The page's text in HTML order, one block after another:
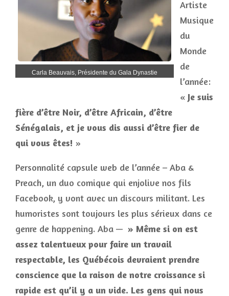
Carla Beauvais, Présidente du Gala Dynastie
Artiste
Musique
du
Monde
de
l’année:
« Je suis
fière d’être Noir, d’être Africain, d’être
Sénégalais, et je vous dis aussi d’être fier de
qui vous êtes! »
Personnalité capsule web de l’année – Aba &
Preach, un duo comique qui enjolive nos fils
Facebook, y vont avec un discours militant. Les
humoristes sont toujours les plus sérieux dans ce
genre de happening. Aba — » Même si on est
assez talentueux pour faire un travail
respectable, les Québécois devraient prendre
conscience que la raison de notre croissance si
rapide est qu’il y a un vide. Les gens qui nous